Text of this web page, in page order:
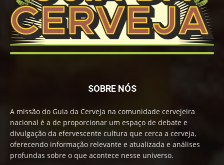
SOBRE NÓS
A missão do Guia da Cerveja na comunidade cervejeira
nacional é a de proporcionar um espaço de debate e
divulgação da efervescente cultura que cerca a cerveja,
oferecendo informação relevante e atualizada e análises
profundas sobre o que acontece nesse universo.